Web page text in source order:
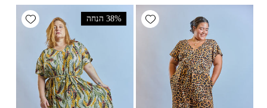
Add wishlist
wishlist 38% הנחה